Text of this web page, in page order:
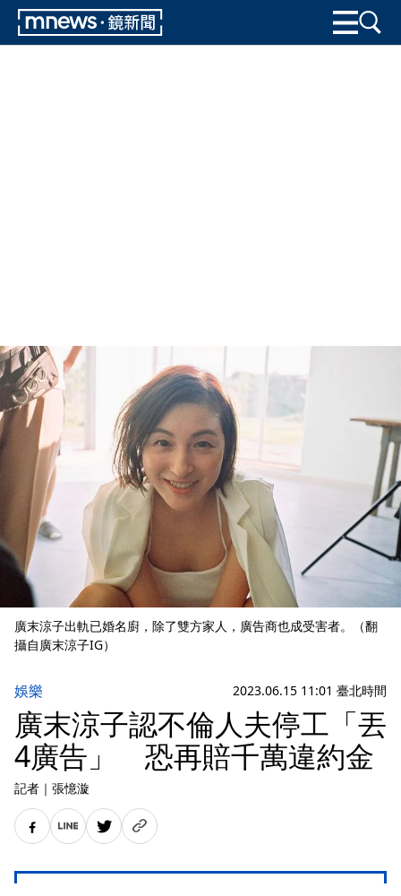
廣末涼子出軌已婚名廚，除了雙方家人，廣告商也成受害者。（翻
攝自廣末涼子IG）
娛樂 2023.06.15 11:01 臺北時間
廣末涼子認不倫人夫停工「丟
4廣告」 恐再賠千萬違約金
記者 ｜ 張憶漩